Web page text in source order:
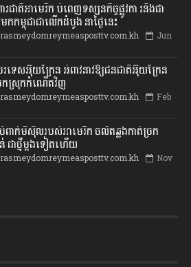
ពារជាតិអាមេរិក បំពេញទស្សនកិច្ចផ្លូវកា រនិងជា
មកកម្ពុជាជាលើកដំបូង នាថ្ងៃនេះ
Jun
របរទេសអ៊ុយក្រែន អំពាវនាវឱ្យជនជាតិអ៊ុយក្រែន
ស្រុកកំណើតវិញ
Feb
បំពាក់មីស៊ីលរបស់អាមេរិក ចល័តឆ្លងកាត់ច្រក
ជាថ្មីម្តងទៀតហើយ
Nov